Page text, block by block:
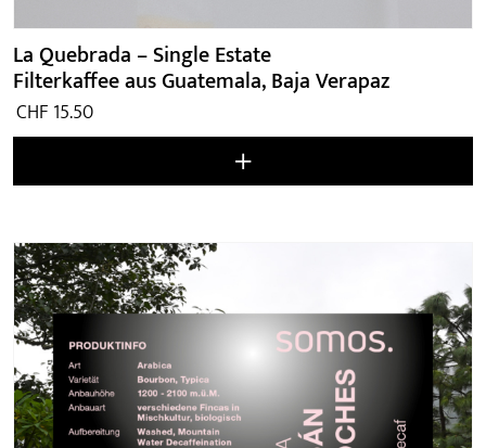
La Quebrada – Single Estate
Filterkaffee aus Guatemala, Baja Verapaz
CHF 15.50